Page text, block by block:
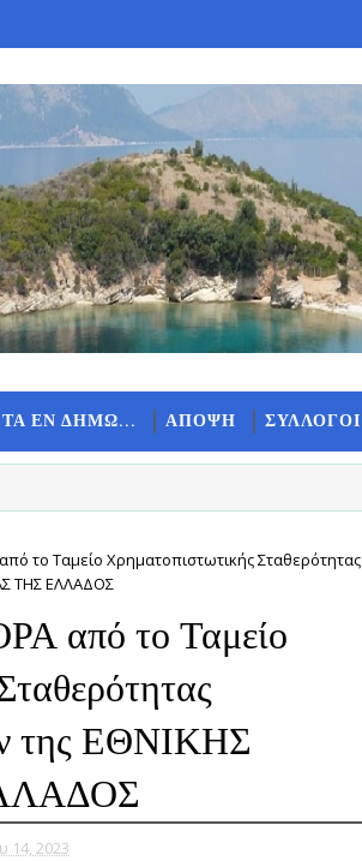
ΤΑ ΕΝ ΔΗΜΩ... ΑΠΟΨΗ ΣΥΛΛΟΓΟΙ
το Ταμείο Χρηματοπιστωτικής Σταθερότητας
ΤΗΣ ΕΛΛΑΔΟΣ
από το Ταμείο
της ΕΘΝΙΚΗΣ
14, 2023